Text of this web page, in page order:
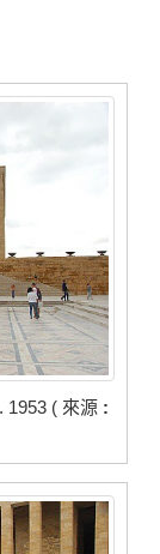
1953 ( 來源 :